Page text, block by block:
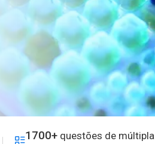
1700+questões de múltipla